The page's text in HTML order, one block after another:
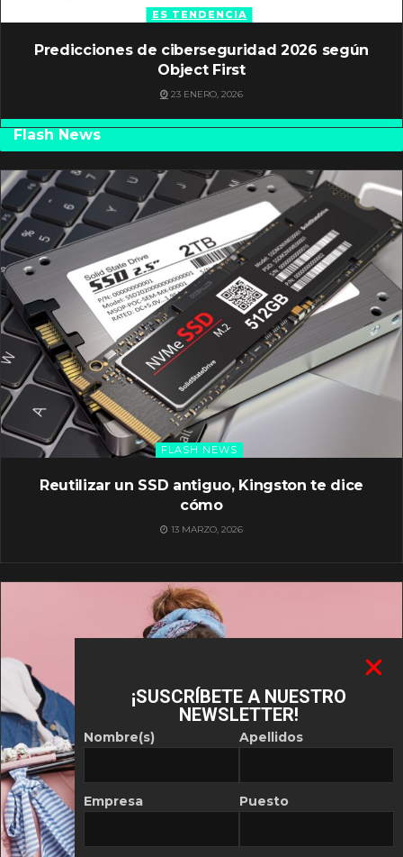
ES TENDENCIA
Predicciones de ciberseguridad 2026 según
Object First
23 ENERO, 2026
Flash News
FLASH NEWS
Reutilizar un SSD antiguo, Kingston te dice
cómo
13 MARZO, 2026
¡SUSCRÍBETE A NUESTRO
NEWSLETTER!
Nombre(s)
Empresa
Apellidos
Puesto